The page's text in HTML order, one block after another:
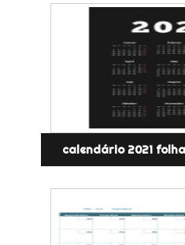
calendário 2021